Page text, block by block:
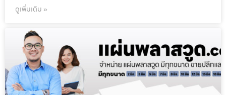
ดูเพิ่มเติม »